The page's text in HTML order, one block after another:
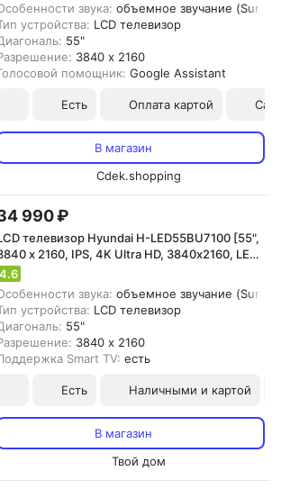
звука: объемное звучание
устройства: LCD телевизор
55"
3840 x 2160
помощник: Google Assistant
Есть Оплата картой
В магазин
Cdek.shopping
990 ₽
телевизор Hyundai H-LED55BU7100 [55",
x 2160, IPS, 4K Ultra HD, 3840х2160, LED,
4.6
звука: объемное звучание
устройства: LCD телевизор
55"
3840 x 2160
Smart TV: есть
Есть Наличными и картой
В магазин
Твой дом